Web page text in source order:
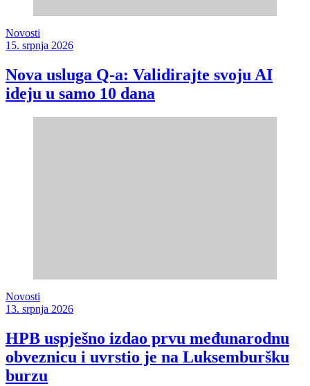
Novosti
15. srpnja 2026
Nova usluga Q-a: Validirajte svoju AI
ideju u samo 10 dana
Novosti
13. srpnja 2026
HPB uspješno izdao prvu međunarodnu
obveznicu i uvrstio je na Luksemburšku
burzu